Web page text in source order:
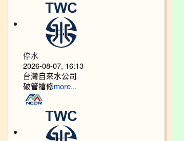
停水
2026-08-07, 16:13
台灣自來水公司
破管搶修more...